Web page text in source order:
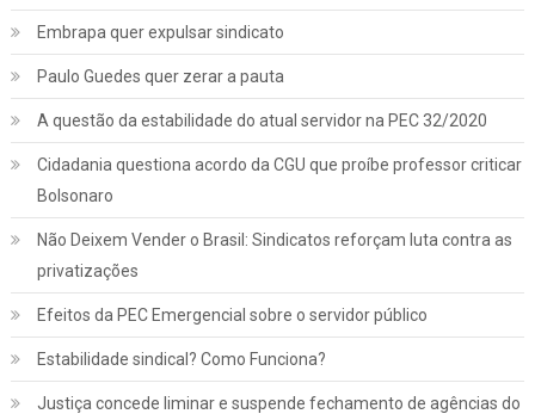
Embrapa quer expulsar sindicato
Paulo Guedes quer zerar a pauta
A questão da estabilidade do atual servidor na PEC 32/2020
Cidadania questiona acordo da CGU que proíbe professor criticar
Bolsonaro
Não Deixem Vender o Brasil: Sindicatos reforçam luta contra as
privatizações
Efeitos da PEC Emergencial sobre o servidor público
Estabilidade sindical? Como Funciona?
Justiça concede liminar e suspende fechamento de agências do